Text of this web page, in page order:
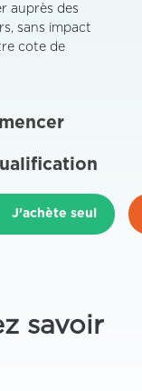
auprès des
sans impact
cote de
J’achète seul
savoir